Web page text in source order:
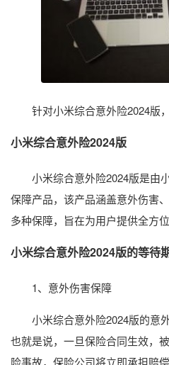
针对小米综合意外险2024版
小米综合意外险2024版
小米综合意外险2024版是由
保障产品，该产品涵盖意外伤害
多种保障，旨在为用户提供全方
小米综合意外险2024版的等待
1、意外伤害保障
小米综合意外险2024版的意
也就是说，一旦保险合同生效，
险事故，保险公司将立即承担赔偿